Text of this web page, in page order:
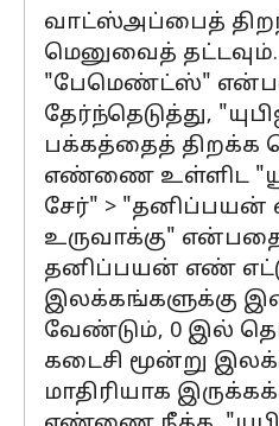
வாட்ஸ்அப்பைத்
மெனுவைத் தட்டவும்.
"பேமெண்ட்ஸ்"
தேர்ந்தெடுத்து,
பக்கத்தைத் திறக்க
எண்ணை உள்ளிட
சேர்" >
உருவாக்கு"
தனிப்பயன் எண்
இலக்கங்களுக்கு
வேண்டும், 0 இல்
கடைசி மூன்று
மாதிரியாக